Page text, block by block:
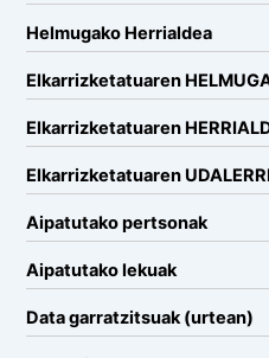
Helmugako Herrialdea
Elkarrizketatuaren
Elkarrizketatuaren
Elkarrizketatuaren
Aipatutako pertsonak
Aipatutako lekuak
Data garratzitsuak (urtean)